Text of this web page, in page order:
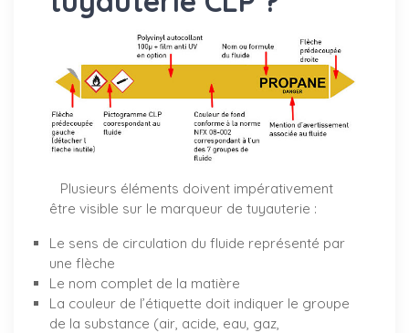
Plusieurs éléments doivent impérativement
être visible sur le marqueur de tuyauterie :
Le sens de circulation du fluide représenté par
une flèche
Le nom complet de la matière
La couleur de l’étiquette doit indiquer le groupe
de la substance (air, acide, eau, gaz,